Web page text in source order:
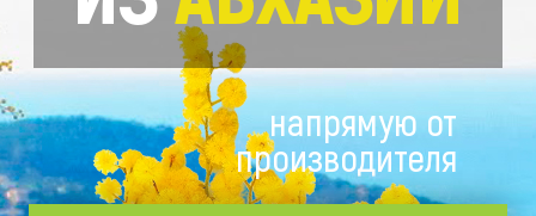
напрямую от
производителя